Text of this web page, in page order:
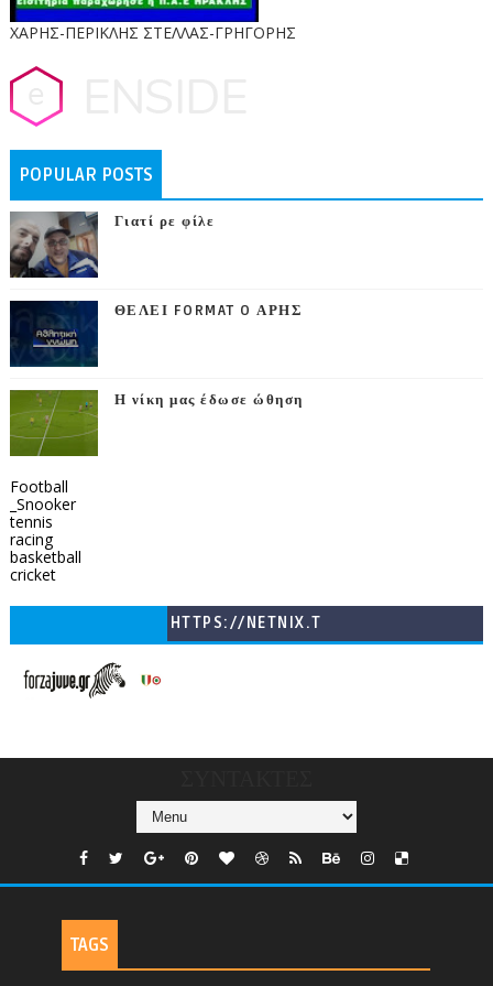
ΧΑΡΗΣ-ΠΕΡΙΚΛΗΣ ΣΤΕΛΛΑΣ-ΓΡΗΓΟΡΗΣ
POPULAR POSTS
Γιατί ρε φίλε
ΘΕΛΕΙ FORMAT O ΑΡΗΣ
Η νίκη μας έδωσε ώθηση
Football
_Snooker
tennis
racing
basketball
cricket
HTTPS://NETNIX.T
TAGS